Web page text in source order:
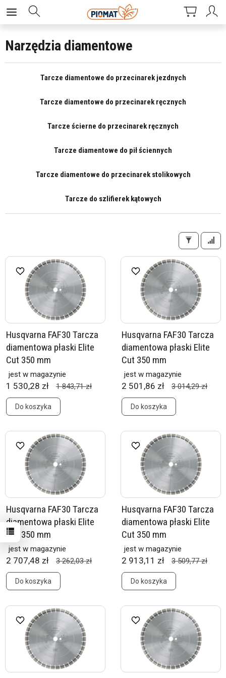
Narzędzia diamentowe
Tarcze diamentowe do przecinarek jezdnych
Tarcze diamentowe do przecinarek ręcznych
Tarcze ścierne do przecinarek ręcznych
Tarcze diamentowe do pił ściennych
Tarcze diamentowe do przecinarek stolikowych
Tarcze do szlifierek kątowych
Husqvarna FAF30 Tarcza
diamentowa płaski Elite
Cut 350 mm
jest w magazynie
1 530,28 zł 1 843,71 zł
Do koszyka
Husqvarna FAF30 Tarcza
diamentowa płaski Elite
Cut 350 mm
jest w magazynie
2 501,86 zł 3 014,29 zł
Do koszyka
Husqvarna FAF30 Tarcza
diamentowa płaski Elite
Cut 350 mm
jest w magazynie
2 707,48 zł 3 262,03 zł
Do koszyka
Husqvarna FAF30 Tarcza
diamentowa płaski Elite
Cut 350 mm
jest w magazynie
2 913,11 zł 3 509,77 zł
Do koszyka